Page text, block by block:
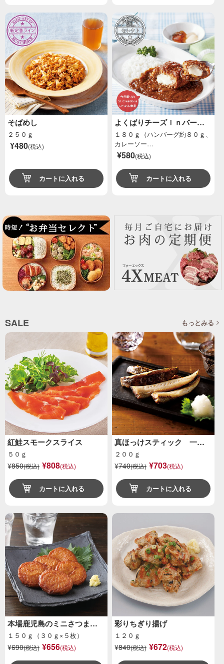
そばめし
２５０ｇ
¥480(税込)
カートに入れる
よくばりチーズｉｎバー…
１８０ｇ（ハンバーグ約８０ｇ、
カレーソー…
¥580(税込)
カートに入れる
SALE もっとみる
紅鮭スモークスライス
５０ｇ
¥850(税込) ¥808(税込)
カートに入れる
真ほっけスティック 一…
２００ｇ
¥740(税込) ¥703(税込)
カートに入れる
本場鹿児島のミニさつま…
１５０ｇ（３０ｇ×５枚）
¥690(税込) ¥656(税込)
彩りちぎり揚げ
１２０ｇ
¥840(税込) ¥672(税込)